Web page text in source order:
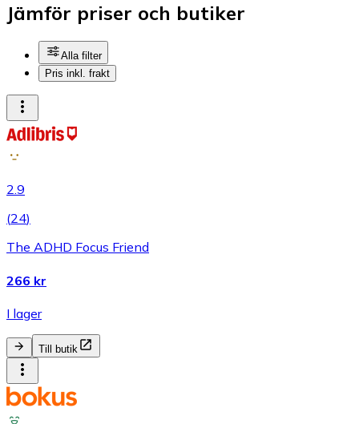
Jämför priser och butiker
Alla filter
Pris inkl. frakt
2.9
(24)
The ADHD Focus Friend
266 kr
I lager
Till butik